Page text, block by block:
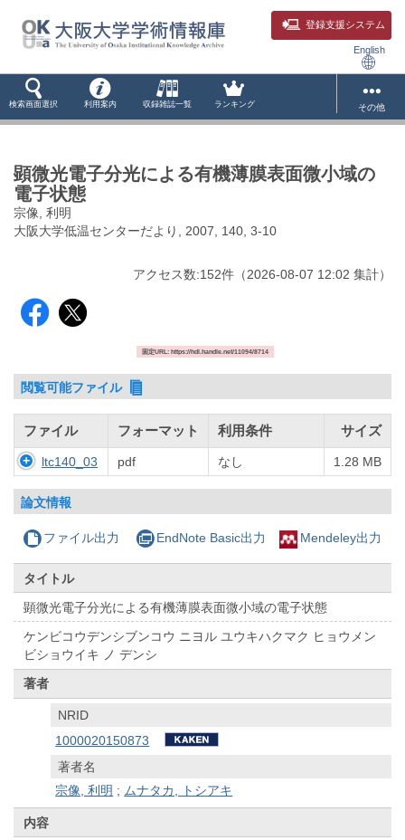
登録支援システム
English
検索画面選択 利用案内 収録雑誌一覧 ランキング その他
顕微光電子分光による有機薄膜表面微小域の
電子状態
宗像, 利明
大阪大学低温センターだより, 2007, 140, 3-10
アクセス数:152件 （2026-08-07 12:02 集計）
固定URL: https://hdl.handle.net/11094/8714
閲覧可能ファイル
ファイル フォーマット 利用条件 サイズ
ltc140_03 pdf なし 1.28 MB
論文情報
ファイル出力 EndNote Basic出力 Mendeley出力
タイトル
顕微光電子分光による有機薄膜表面微小域の電子状態
ケンビコウデンシブンコウ ニヨル ユウキハクマク ヒョウメン
ビショウイキ ノ デンシ
著者
NRID
1000020150873
著者名
宗像, 利明 ; ムナタカ, トシアキ
内容